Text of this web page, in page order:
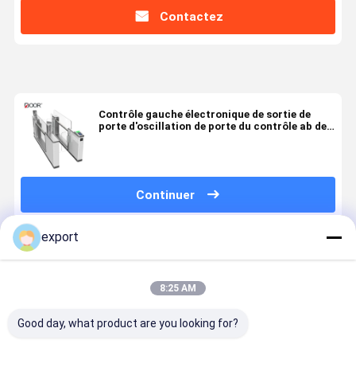
Contactez
Contrôle gauche électronique de sortie de
porte d'oscillation de porte du contrôle ab de
Continuer
Produits Recommandés
export
8:25 AM
Good day, what product are you looking for?